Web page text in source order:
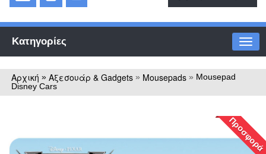
Κατηγορίες
Αρχική » Αξεσουάρ & Gadgets » Mousepads » Mousepad
Disney Cars
Προσφορά